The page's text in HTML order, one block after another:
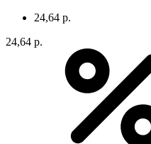
24,64 р.
24,64 р.